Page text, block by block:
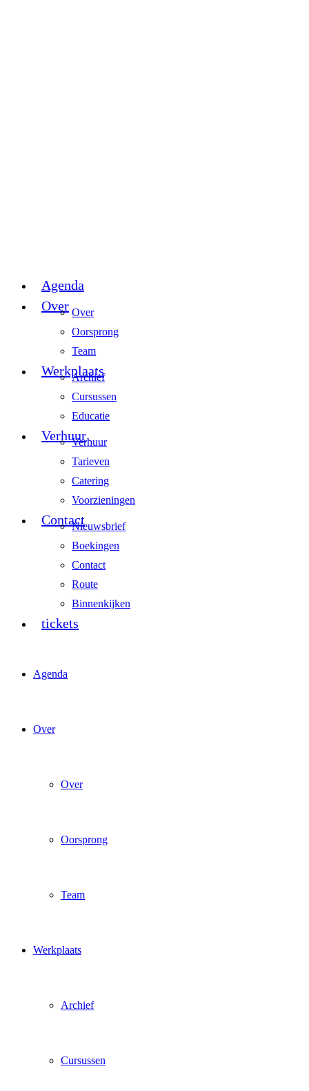
Agenda
Over Over
Oorsprong
Team
Werkplaats
Archief
Cursussen
Educatie
VerhuurVerhuur
Tarieven
Catering
Voorzieningen
ContactNieuwsbrief
Boekingen
Contact
Route
Binnenkijken
tickets
Agenda
Over
Over
Oorsprong
Team
Werkplaats
Archief
Cursussen